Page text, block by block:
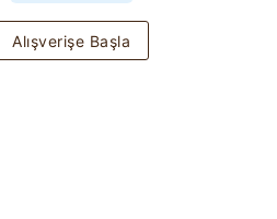
Alışverişe Başla